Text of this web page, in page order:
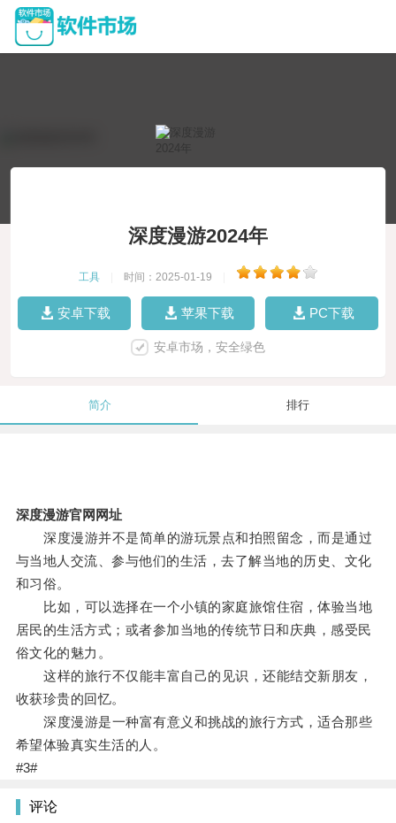
深度漫游2024年
工具 时间：2025-01-19
安卓下载 苹果下载 PC下载
安卓市场，安全绿色
简介 排行
深度漫游官网网址
深度漫游并不是简单的游玩景点和拍照留念，而是通过
与当地人交流、参与他们的生活，去了解当地的历史、文化
和习俗。
比如，可以选择在一个小镇的家庭旅馆住宿，体验当地
居民的生活方式；或者参加当地的传统节日和庆典，感受民
俗文化的魅力。
这样的旅行不仅能丰富自己的见识，还能结交新朋友，
收获珍贵的回忆。
深度漫游是一种富有意义和挑战的旅行方式，适合那些
希望体验真实生活的人。
#3#
评论